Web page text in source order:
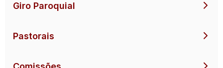
Giro Paroquial
Pastorais